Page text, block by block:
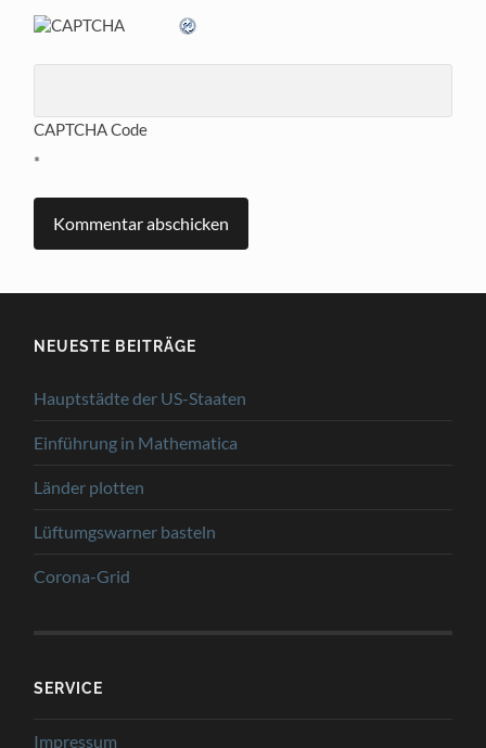
CAPTCHA Code
*
NEUESTE BEITRÄGE
Hauptstädte der US-Staaten
Einführung in Mathematica
Länder plotten
Lüftumgswarner basteln
Corona-Grid
SERVICE
Impressum